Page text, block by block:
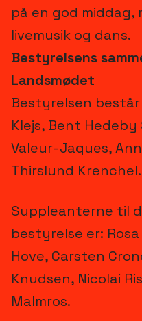
på en god middag,
livemusik og dans.
Bestyrelsens
Landsmødet
Bestyrelsen
Klejs, Bent
Valeur-Jaques,
Thirslund Krenchel.
Suppleanterne til
bestyrelse er:
Hove, Carsten
Knudsen, Nicolai
Malmros.